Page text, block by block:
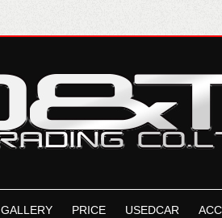
GALLERY PRICE USEDCAR